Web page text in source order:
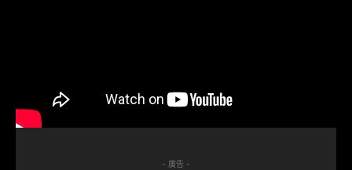
- 廣告 -